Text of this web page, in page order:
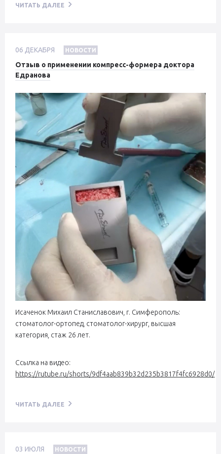
ЧИТАТЬ ДАЛЕЕ
06 ДЕКАБРЯ НОВОСТИ
Отзыв о применении компресс-формера доктора
Едранова
Исаченок Михаил Станиславович, г. Симферополь:
стоматолог-ортопед, стоматолог-хирург, высшая
категория, стаж 26 лет.
Ссылка на видео:
https://rutube.ru/shorts/9df4aab839b32d235b3817f4fc6928d0/
ЧИТАТЬ ДАЛЕЕ
03 ИЮЛЯ НОВОСТИ